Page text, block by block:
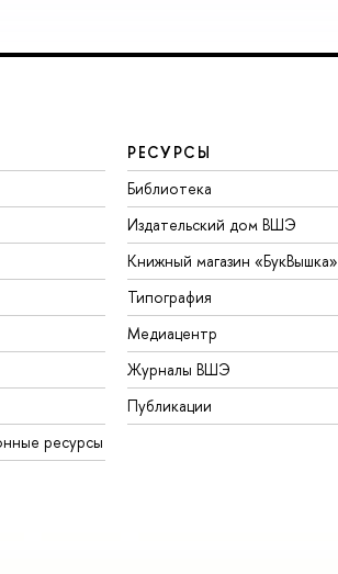
ресурсы
РЕСУРСЫ
Библиотека
Издательский дом ВШЭ
Книжный магазин «БукВышка»
Типография
Медиацентр
Журналы ВШЭ
Публикации